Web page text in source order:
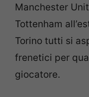
Manchester
Tottenham
Torino tutti si
frenetici per
giocatore.